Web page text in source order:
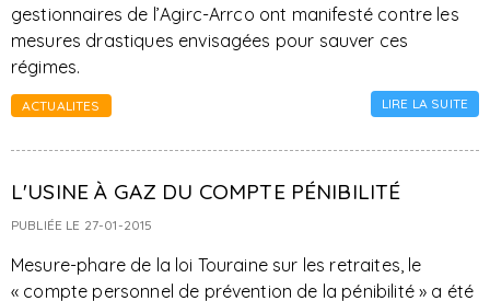
gestionnaires de l’Agirc-Arrco ont manifesté contre les
mesures drastiques envisagées pour sauver ces
régimes.
ACTUALITES LIRE LA SUITE
L'USINE À GAZ DU COMPTE PÉNIBILITÉ
PUBLIÉE LE 27-01-2015
Mesure-phare de la loi Touraine sur les retraites, le
« compte personnel de prévention de la pénibilité » a été